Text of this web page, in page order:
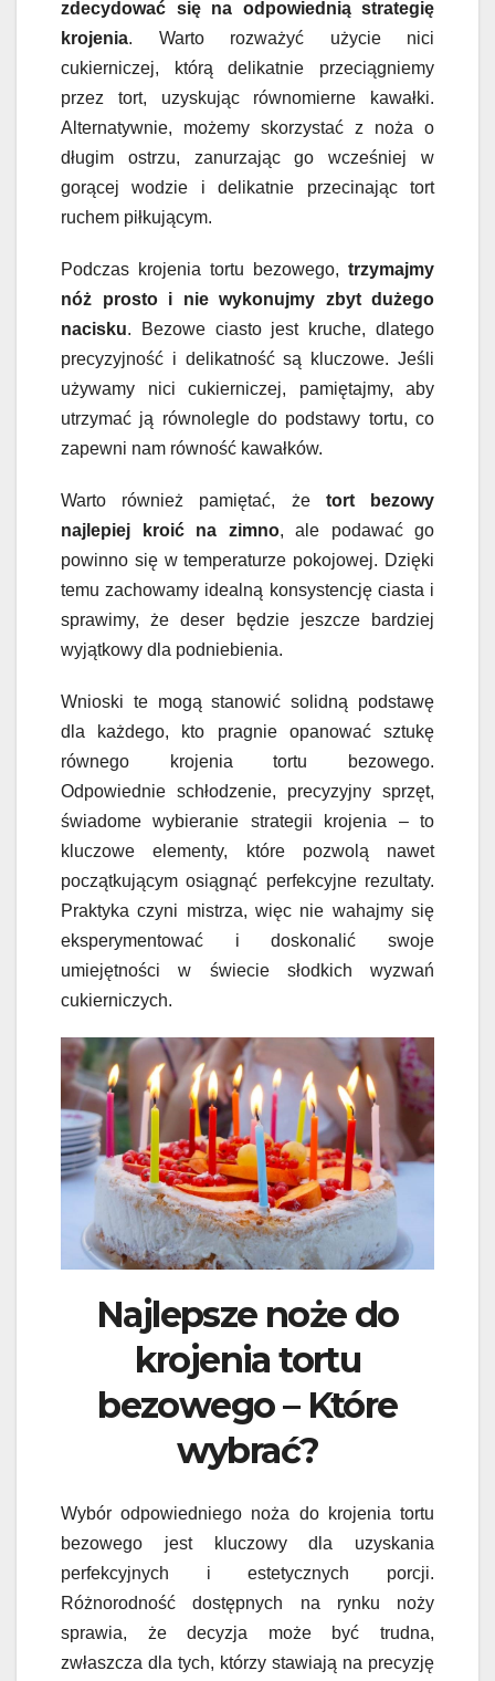
zdecydować się na odpowiednią strategię
krojenia. Warto rozważyć użycie nici
cukierniczej, którą delikatnie przeciągniemy
przez tort, uzyskując równomierne kawałki.
Alternatywnie, możemy skorzystać z noża o
długim ostrzu, zanurzając go wcześniej w
gorącej wodzie i delikatnie przecinając tort
ruchem piłkującym.
Podczas krojenia tortu bezowego, trzymajmy
nóż prosto i nie wykonujmy zbyt dużego
nacisku. Bezowe ciasto jest kruche, dlatego
precyzyjność i delikatność są kluczowe. Jeśli
używamy nici cukierniczej, pamiętajmy, aby
utrzymać ją równolegle do podstawy tortu, co
zapewni nam równość kawałków.
Warto również pamiętać, że tort bezowy
najlepiej kroić na zimno, ale podawać go
powinno się w temperaturze pokojowej. Dzięki
temu zachowamy idealną konsystencję ciasta i
sprawimy, że deser będzie jeszcze bardziej
wyjątkowy dla podniebienia.
Wnioski te mogą stanowić solidną podstawę
dla każdego, kto pragnie opanować sztukę
równego krojenia tortu bezowego.
Odpowiednie schłodzenie, precyzyjny sprzęt,
świadome wybieranie strategii krojenia – to
kluczowe elementy, które pozwolą nawet
początkującym osiągnąć perfekcyjne rezultaty.
Praktyka czyni mistrza, więc nie wahajmy się
eksperymentować i doskonalić swoje
umiejętności w świecie słodkich wyzwań
cukierniczych.
Najlepsze noże do
krojenia tortu
bezowego – Które
wybrać?
Wybór odpowiedniego noża do krojenia tortu
bezowego jest kluczowy dla uzyskania
perfekcyjnych i estetycznych porcji.
Różnorodność dostępnych na rynku noży
sprawia, że decyzja może być trudna,
zwłaszcza dla tych, którzy stawiają na precyzję